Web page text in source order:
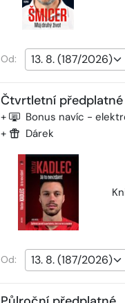
Od:
Čtvrtletní předplatné
+ Bonus navíc -
+ Dárek
Od: